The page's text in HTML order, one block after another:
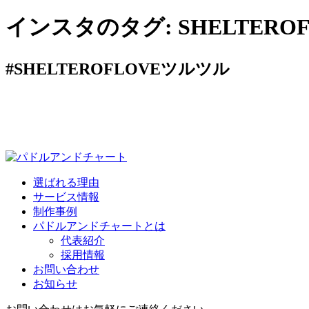
インスタのタグ:
#SHELTEROFLOVEツルツル
選ばれる理由
サービス情報
制作事例
パドルアンドチャートとは
代表紹介
採用情報
お問い合わせ
お知らせ